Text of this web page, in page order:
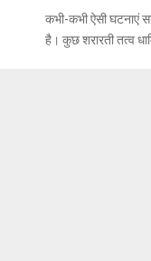
कभी-कभी ऐसी घटनाएं
है। कुछ शरारती तत्व